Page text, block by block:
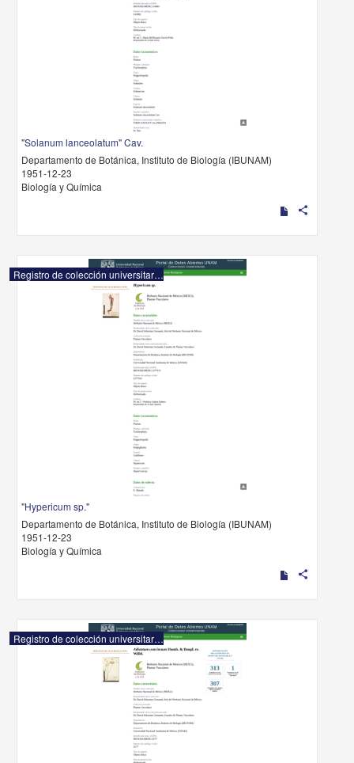
"Solanum lanceolatum" Cav.
Departamento de Botánica, Instituto de Biología (IBUNAM)
1951-12-23
Biología y Química
share
Registro de colección universitaria
"Hypericum sp."
Departamento de Botánica, Instituto de Biología (IBUNAM)
1951-12-23
Biología y Química
share
Registro de colección universitaria